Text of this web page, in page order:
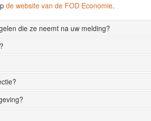
de website van de FOD Economie.
die ze neemt na uw melding?